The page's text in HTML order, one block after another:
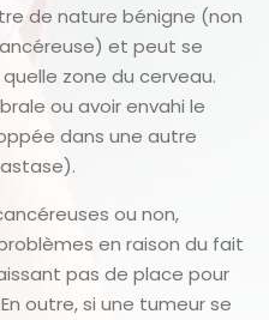
de nature bénigne (non
et peut se
zone du cerveau.
ou avoir envahi le
dans une autre
ou non,
en raison du fait
pas de place pour
outre, si une tumeur se